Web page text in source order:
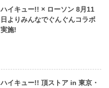
ハイキュー!! × ローソン 8月11
日よりみんなでぐんぐんコラボ
実施!
ハイキュー!! 頂ストア in 東京・